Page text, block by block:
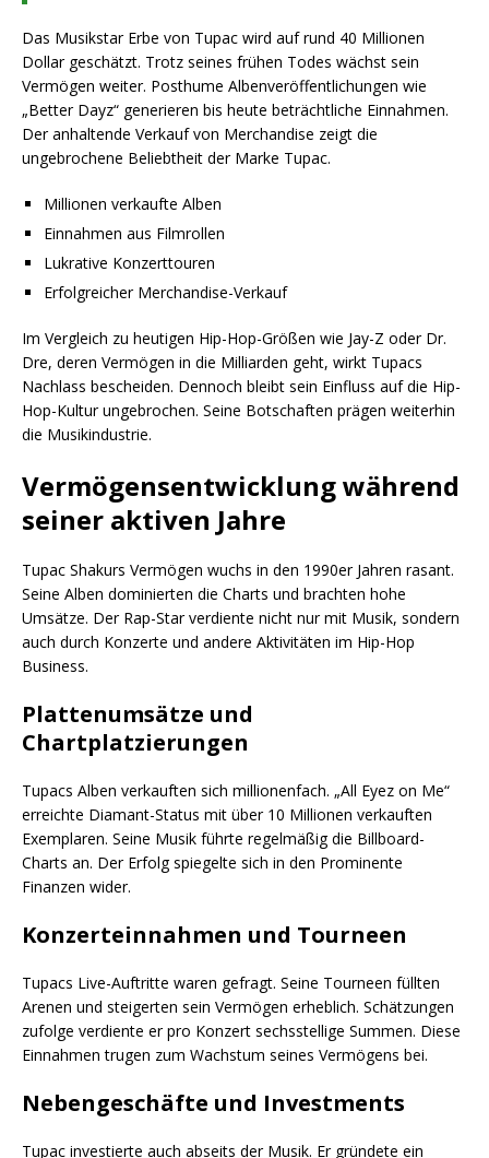
Das Musikstar Erbe von Tupac wird auf rund 40 Millionen
Dollar geschätzt. Trotz seines frühen Todes wächst sein
Vermögen weiter. Posthume Albenveröffentlichungen wie
„Better Dayz“ generieren bis heute beträchtliche Einnahmen.
Der anhaltende Verkauf von Merchandise zeigt die
ungebrochene Beliebtheit der Marke Tupac.
Millionen verkaufte Alben
Einnahmen aus Filmrollen
Lukrative Konzerttouren
Erfolgreicher Merchandise-Verkauf
Im Vergleich zu heutigen Hip-Hop-Größen wie Jay-Z oder Dr.
Dre, deren Vermögen in die Milliarden geht, wirkt Tupacs
Nachlass bescheiden. Dennoch bleibt sein Einfluss auf die Hip-
Hop-Kultur ungebrochen. Seine Botschaften prägen weiterhin
die Musikindustrie.
Vermögensentwicklung während
seiner aktiven Jahre
Tupac Shakurs Vermögen wuchs in den 1990er Jahren rasant.
Seine Alben dominierten die Charts und brachten hohe
Umsätze. Der Rap-Star verdiente nicht nur mit Musik, sondern
auch durch Konzerte und andere Aktivitäten im Hip-Hop
Business.
Plattenumsätze und
Chartplatzierungen
Tupacs Alben verkauften sich millionenfach. „All Eyez on Me“
erreichte Diamant-Status mit über 10 Millionen verkauften
Exemplaren. Seine Musik führte regelmäßig die Billboard-
Charts an. Der Erfolg spiegelte sich in den Prominente
Finanzen wider.
Konzerteinnahmen und Tourneen
Tupacs Live-Auftritte waren gefragt. Seine Tourneen füllten
Arenen und steigerten sein Vermögen erheblich. Schätzungen
zufolge verdiente er pro Konzert sechsstellige Summen. Diese
Einnahmen trugen zum Wachstum seines Vermögens bei.
Nebengeschäfte und Investments
Tupac investierte auch abseits der Musik. Er gründete ein